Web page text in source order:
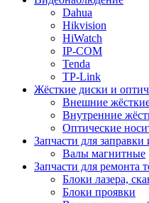
Dahua
Hikvision
HiWatch
IP-COM
Tenda
TP-Link
Жёсткие диски и
Внешние
Внутренние
Оптические
Запчасти для
Валы магнитные
Запчасти для ремонта
Блоки лазера,
Блоки проявки